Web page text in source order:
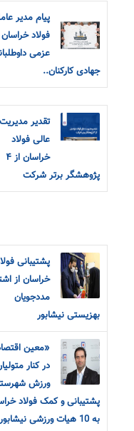
پیام مدیر
فولاد
عزمی
جهادی کارکنان..
تقدیر مدیریت
عالی فولاد
خراسان از ۴
پژوهشگر برتر شرکت
پشتیبانی
خراسان از
مددجویان
بهزیستی نیشابور
«معین
در کنار
ورزش
پشتیبانی و کمک فولاد
به 10 هیات ورزشی نیشابور